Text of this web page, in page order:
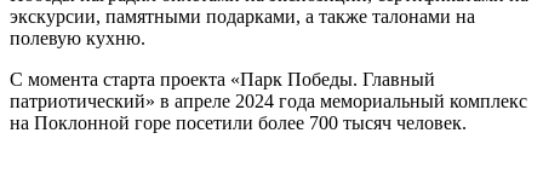
экскурсии, памятными подарками, а также талонами на
полевую кухню.
С момента старта проекта «Парк Победы. Главный
патриотический» в апреле 2024 года мемориальный комплекс
на Поклонной горе посетили более 700 тысяч человек.